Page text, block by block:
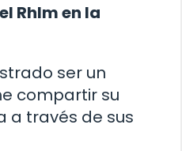
Rhlm en la
ser un
compartir su
a través de sus